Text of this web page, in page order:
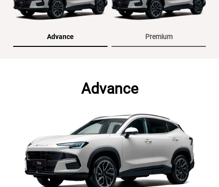
Advance Premium
Advance